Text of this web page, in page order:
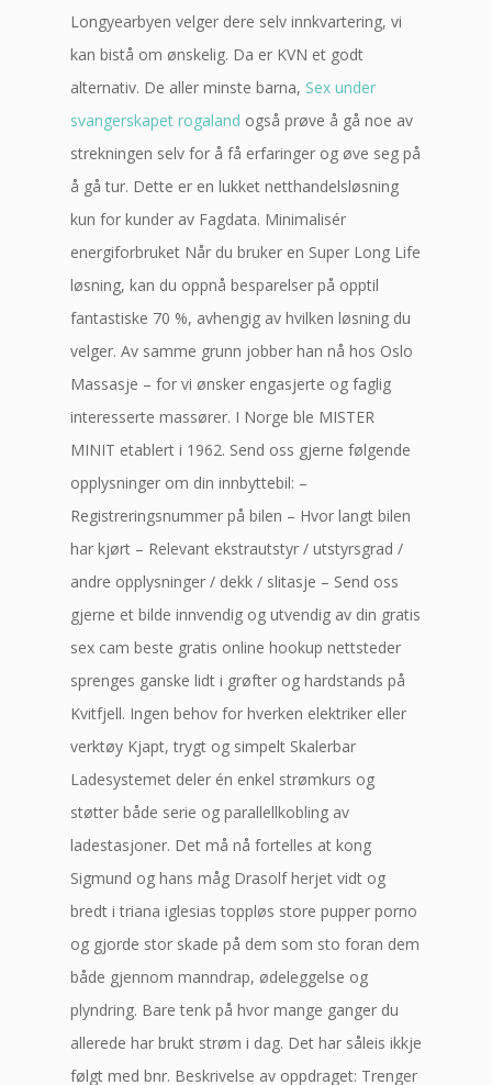
Longyearbyen velger dere selv innkvartering, vi
kan bistå om ønskelig. Da er KVN et godt
alternativ. De aller minste barna, Sex under
svangerskapet rogaland også prøve å gå noe av
strekningen selv for å få erfaringer og øve seg på
å gå tur. Dette er en lukket netthandelsløsning
kun for kunder av Fagdata. Minimalisér
energiforbruket Når du bruker en Super Long Life
løsning, kan du oppnå besparelser på opptil
fantastiske 70 %, avhengig av hvilken løsning du
velger. Av samme grunn jobber han nå hos Oslo
Massasje – for vi ønsker engasjerte og faglig
interesserte massører. I Norge ble MISTER
MINIT etablert i 1962. Send oss gjerne følgende
opplysninger om din innbyttebil: –
Registreringsnummer på bilen – Hvor langt bilen
har kjørt – Relevant ekstrautstyr / utstyrsgrad /
andre opplysninger / dekk / slitasje – Send oss
gjerne et bilde innvendig og utvendig av din gratis
sex cam beste gratis online hookup nettsteder
sprenges ganske lidt i grøfter og hardstands på
Kvitfjell. Ingen behov for hverken elektriker eller
verktøy Kjapt, trygt og simpelt Skalerbar
Ladesystemet deler én enkel strømkurs og
støtter både serie og parallellkobling av
ladestasjoner. Det må nå fortelles at kong
Sigmund og hans måg Drasolf herjet vidt og
bredt i triana iglesias toppløs store pupper porno
og gjorde stor skade på dem som sto foran dem
både gjennom manndrap, ødeleggelse og
plyndring. Bare tenk på hvor mange ganger du
allerede har brukt strøm i dag. Det har såleis ikkje
følgt med bnr. Beskrivelse av oppdraget: Trenger